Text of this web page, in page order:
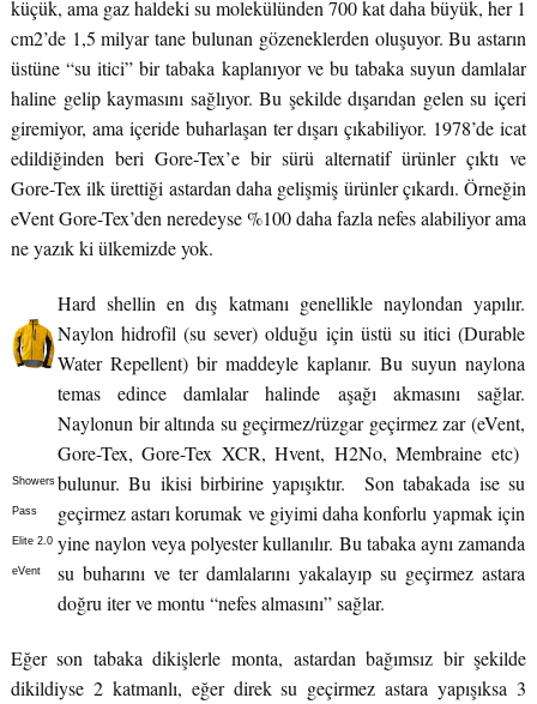
küçük, ama gaz haldeki su molekülünden 700 kat daha büyük, her 1
cm2’de 1,5 milyar tane bulunan gözeneklerden oluşuyor. Bu astarın
üstüne “su itici” bir tabaka kaplanıyor ve bu tabaka suyun damlalar
haline gelip kaymasını sağlıyor. Bu şekilde dışarıdan gelen su içeri
giremiyor, ama içeride buharlaşan ter dışarı çıkabiliyor. 1978’de icat
edildiğinden beri Gore-Tex’e bir sürü alternatif ürünler çıktı ve
Gore-Tex ilk ürettiği astardan daha gelişmiş ürünler çıkardı. Örneğin
eVent Gore-Tex’den neredeyse %100 daha fazla nefes alabiliyor ama
ne yazık ki ülkemizde yok.
Hard shellin en dış katmanı genellikle naylondan yapılır.
Naylon hidrofil (su sever) olduğu için üstü su itici (Durable
Water Repellent) bir maddeyle kaplanır. Bu suyun naylona
temas edince damlalar halinde aşağı akmasını sağlar.
Naylonun bir altında su geçirmez/rüzgar geçirmez zar (eVent,
Gore-Tex, Gore-Tex XCR, Hvent, H2No, Membraine etc)
bulunur. Bu ikisi birbirine yapışıktır. Son tabakada ise su
geçirmez astarı korumak ve giyimi daha konforlu yapmak için
yine naylon veya polyester kullanılır. Bu tabaka aynı zamanda
su buharını ve ter damlalarını yakalayıp su geçirmez astara
doğru iter ve montu “nefes almasını” sağlar.
Showers
Pass
Elite 2.0
eVent
Eğer son tabaka dikişlerle monta, astardan bağımsız bir şekilde
dikildiyse 2 katmanlı, eğer direk su geçirmez astara yapışıksa 3